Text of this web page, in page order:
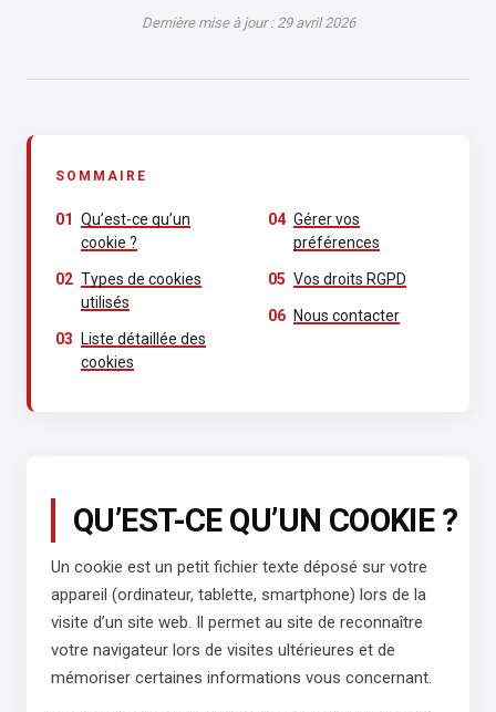
Dernière mise à jour : 29 avril 2026
SOMMAIRE
Qu’est-ce qu’un
cookie ?
Types de cookies
utilisés
Liste détaillée des
cookies
Gérer vos
préférences
Vos droits RGPD
Nous contacter
QU’EST-CE QU’UN COOKIE ?
Un cookie est un petit fichier texte déposé sur votre
appareil (ordinateur, tablette, smartphone) lors de la
visite d’un site web. Il permet au site de reconnaître
votre navigateur lors de visites ultérieures et de
mémoriser certaines informations vous concernant.